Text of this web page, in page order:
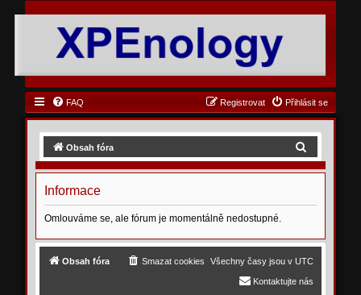
FAQ Přihlásit se
Registrovat
Obsah fóra
d
t
Informace
Omlouváme se, ale fórum je momentálně nedostupné.
Obsah fóra Všechny časy jsou v UTC
Smazat cookies
Kontaktujte nás